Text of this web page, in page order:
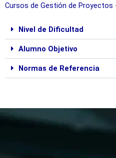
Cursos de Gestión de Proyectos
Nivel de Dificultad
Alumno Objetivo
Normas de Referencia